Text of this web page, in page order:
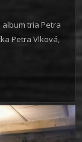
tria Petra
Petra Vlková,